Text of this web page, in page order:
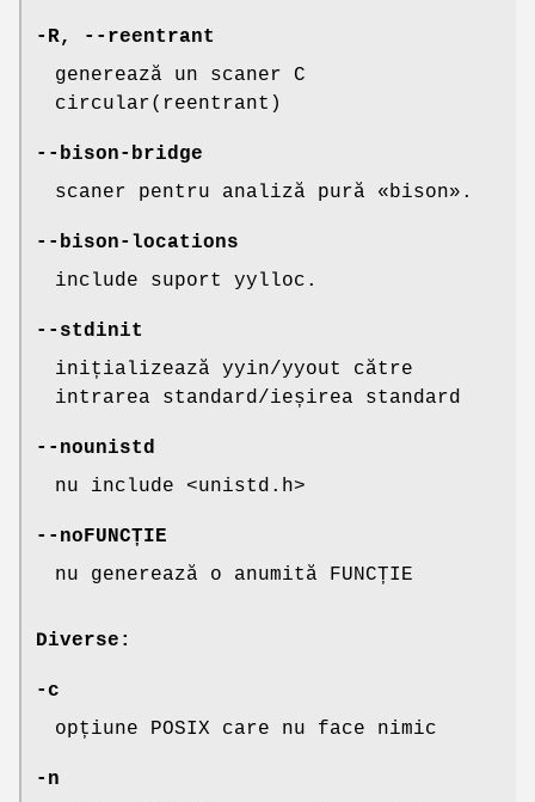
-R,
--reentrant
generează un scaner C
circular(reentrant)
--bison-bridge
scaner pentru analiză pură «bison».
--bison-locations
include suport yylloc.
--stdinit
inițializează yyin/yyout către
intrarea standard/ieșirea standard
--nounistd
nu include <unistd.h>
--noFUNCȚIE
nu generează o anumită FUNCȚIE
Diverse:
-c
opțiune POSIX care nu face nimic
-n